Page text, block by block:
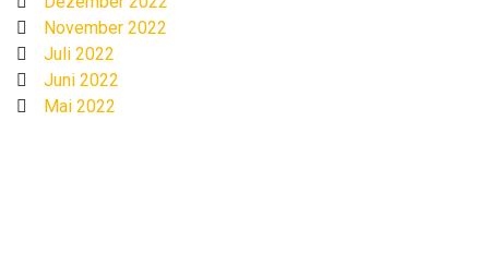
November 2022
Juli 2022
Juni 2022
Mai 2022